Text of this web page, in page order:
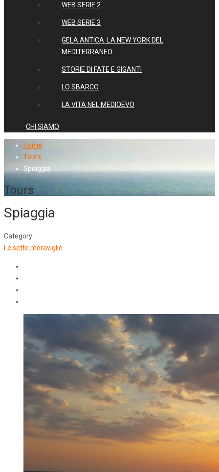
WEB SERIE 2
WEB SERIE 3
GELA ANTICA. LA NEW YORK DEL
MEDITERRANEO
STORIE DI FATE E GIGANTI
LO SBARCO
LA VITA NEL MEDIOEVO
CHI SIAMO
Home
Tours
Spiaggia
Tours
Spiaggia
Category:
Le sette meraviglie